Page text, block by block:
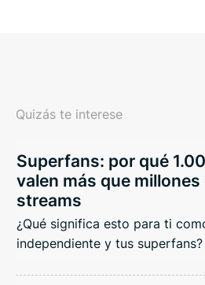
Quizás te interese
Superfans: por qué
valen más que millones
streams
¿Qué significa esto para ti
independiente y tus superfans?